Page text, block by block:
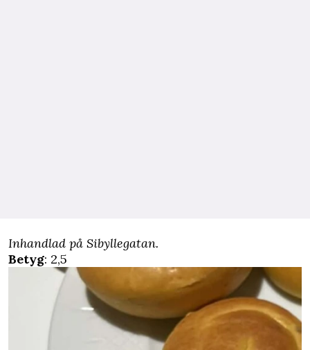
Inhandlad på Sibyllegatan.
Betyg: 2,5